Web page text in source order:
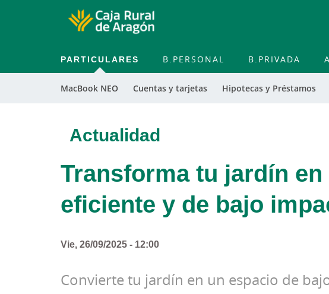
PARTICULARES
MacBook NEO Cuentas y tarjetas Hipotecas y Préstamos
B.PERSONAL B.PRIVADA
Actualidad
Transforma tu jardín
eficiente y de bajo
Vie, 26/09/2025 - 12:00
Convierte tu jardín en un espacio de